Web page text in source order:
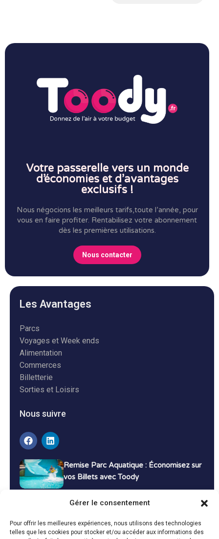
Gérer le consentement
Pour offrir les meilleures expériences, nous utilisons des technologies
telles que les cookies pour stocker et/ou accéder aux informations des
Votre passerelle vers un monde
d’économies et d’avantages
exclusifs !
Nous négocions les meilleurs tarifs,toute l’année, pour
vous en faire profiter. Rentabilisez votre abonnement
dès les premières utilisations.
Nous contacter
Les Avantages
Parcs
Voyages et Week ends
Alimentation
Commerces
Billetterie
Sorties et Loisirs
Nous suivre
Remise Parc Aquatique : Économisez sur
vos Billets avec Toody
Bons Plans Voyage : Économisez sur vos
Vacances avec Toody